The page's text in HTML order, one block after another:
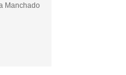
Manchado